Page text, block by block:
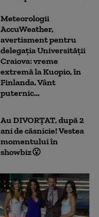
Meteorologii
AccuWeather,
avertisment pentru
delegația Universității
Craiova: vreme
extremă la Kuopio, în
Finlanda. Vânt
puternic...
Au DIVORȚAT, după 2
ani de căsnicie! Vestea
momentului în
showbiz😮